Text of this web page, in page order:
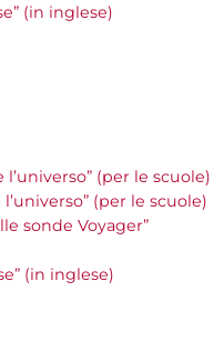
(in inglese)
(per le scuole)
(per le scuole)
sonde Voyager”
(in inglese)